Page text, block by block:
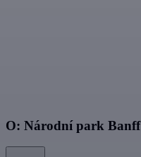
O: Národní park Banff